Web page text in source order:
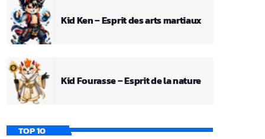
Kid Ken – Esprit des arts martiaux
Kid Fourasse – Esprit de la nature
TOP 10